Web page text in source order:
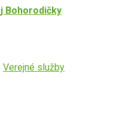
Bohorodičky
Verejné služby